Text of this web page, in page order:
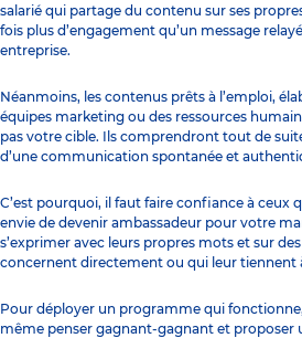
salarié qui partage du contenu sur ses
fois plus d’engagement qu’un message
entreprise.
Néanmoins, les contenus prêts à l’emploi,
équipes marketing ou des ressources
pas votre cible. Ils comprendront tout de suite
d’une communication spontanée et
C’est pourquoi, il faut faire confiance à ceux
envie de devenir ambassadeur pour votre
s’exprimer avec leurs propres mots et sur
concernent directement ou qui leur tiennent
Pour déployer un programme qui
même penser gagnant-gagnant et proposer